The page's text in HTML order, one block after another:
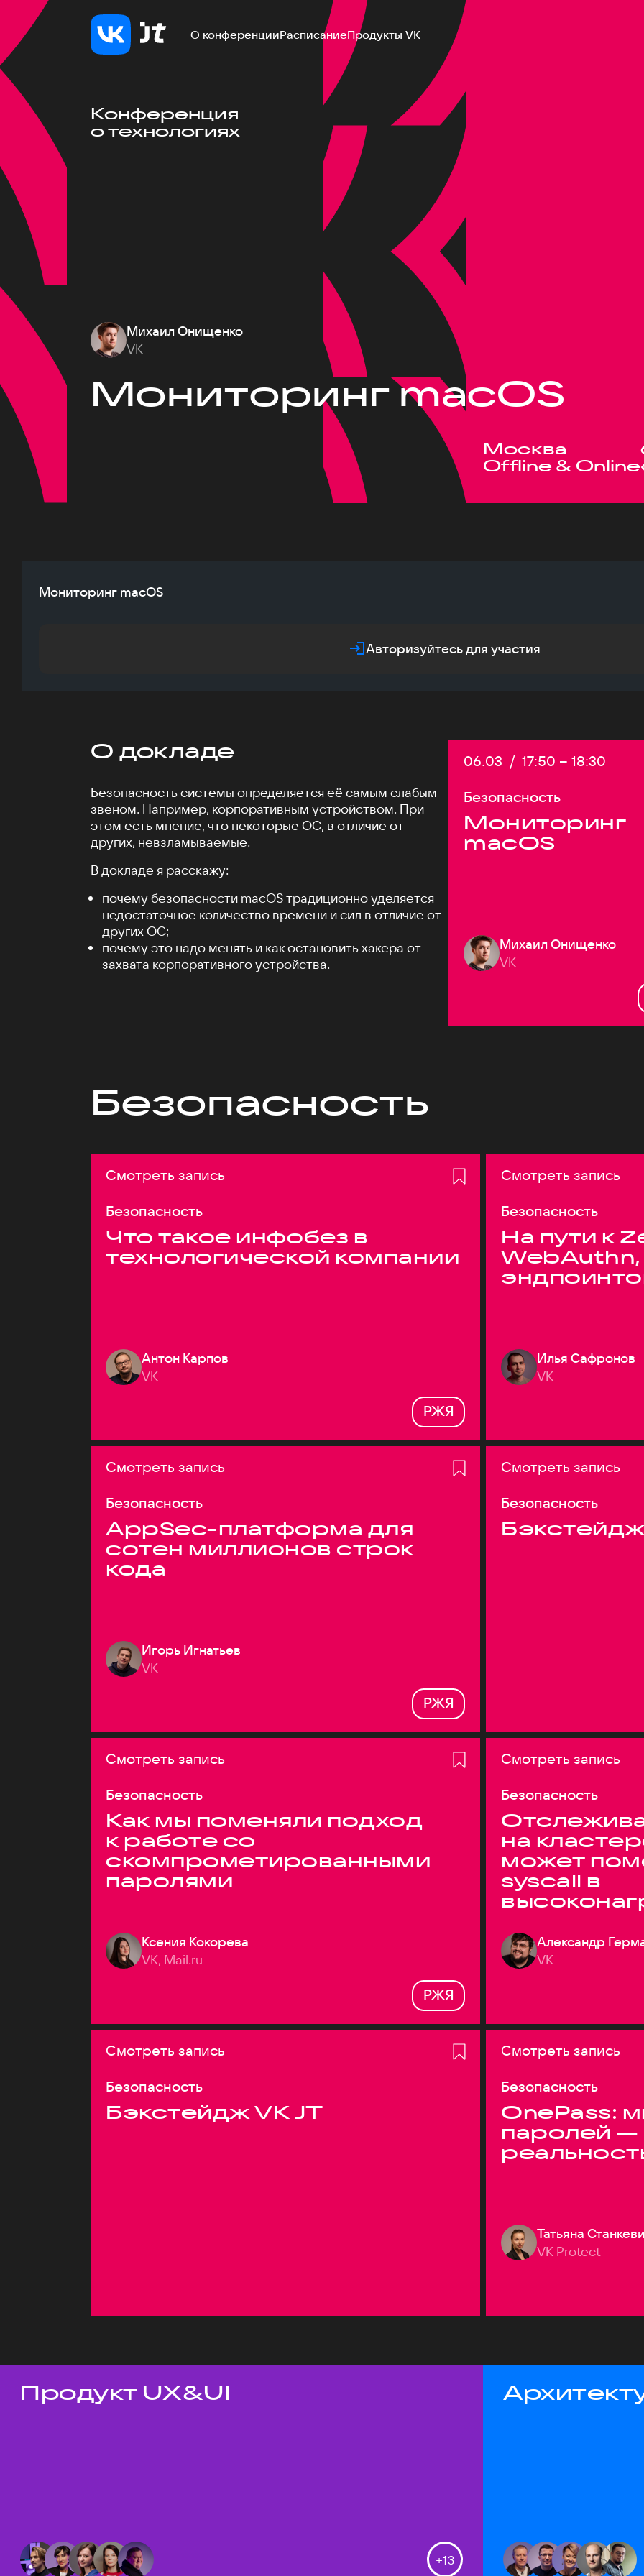
О конференцииРасписаниеПродукты VK
Конференция
о технологиях
Михаил Онищенко
VK
Мониторинг macOS
Москва
Offline & Online
Мониторинг macOS
Авторизуйтесь для участия
О докладе
Безопасность системы определяется её самым слабым
звеном. Например, корпоративным устройством. При
этом есть мнение, что некоторые ОС, в отличие от
других, невзламываемые.
В докладе я расскажу:
почему безопасности macOS традиционно уделяется
недостаточное количество времени и сил в отличие от
других ОС;
почему это надо менять и как остановить хакера от
захвата корпоративного устройства.
Дата:
06.03 / Начало:
17:50 – Конец:
18:30
Безопасность
Мониторинг
macOS
Михаил Онищенко
VK
Безопасность
Смотреть запись
Безопасность
Что такое инфобез в
технологической компании
Антон Карпов
VK
РЖЯ
Смотреть запись
Безопасность
На пути к
Илья Сафронов
VK
Смотреть запись
Безопасность
AppSec-платформа для
сотен миллионов строк
кода
Игорь Игнатьев
VK
РЖЯ
Смотреть запись
Безопасность
Бэкстейдж
Смотреть запись
Безопасность
Как мы поменяли подход
к работе со
скомпрометированными
паролями
Ксения Кокорева
VK, Mail.ru
РЖЯ
Смотреть запись
Безопасность
на
может
syscall в
Александр
VK
Смотреть запись
Безопасность
Бэкстейдж VK JT
Смотреть запись
Безопасность
OnePass:
паролей —
Татьяна
VK Protect
Темы докладов
Продукт UX&UI
+13